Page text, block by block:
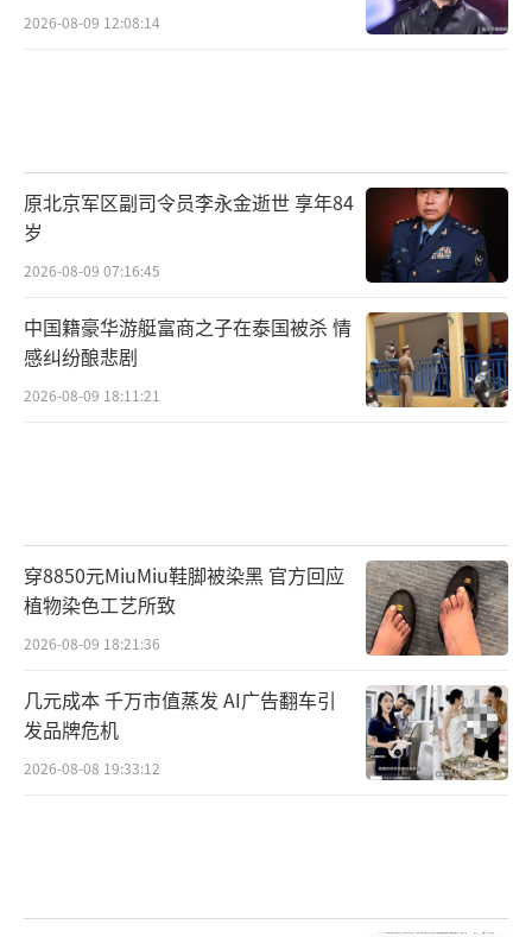
2026-08-09 12:08:14
原北京军区副司令员李永金逝世 享年84
岁
2026-08-09 07:16:45
中国籍豪华游艇富商之子在泰国被杀 情
感纠纷酿悲剧
2026-08-09 18:11:21
穿8850元MiuMiu鞋脚被染黑 官方回应
植物染色工艺所致
2026-08-09 18:21:36
几元成本 千万市值蒸发 AI广告翻车引
发品牌危机
2026-08-08 19:33:12